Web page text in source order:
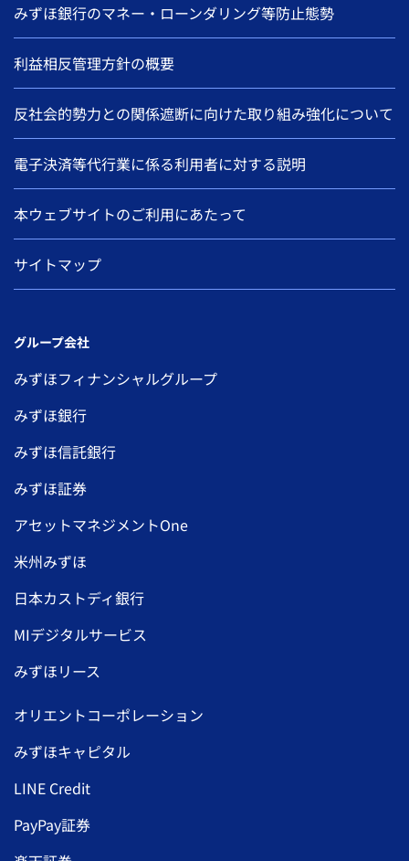
みずほ銀行のマネー・ローンダリング等防止態勢
利益相反管理方針の概要
反社会的勢力との関係遮断に向けた取り組み強化について
電子決済等代行業に係る利用者に対する説明
本ウェブサイトのご利用にあたって
サイトマップ
グループ会社
みずほフィナンシャルグループ
みずほ銀行
みずほ信託銀行
みずほ証券
アセットマネジメントOne
米州みずほ
日本カストディ銀行
MIデジタルサービス
みずほリース
オリエントコーポレーション
みずほキャピタル
LINE Credit
PayPay証券